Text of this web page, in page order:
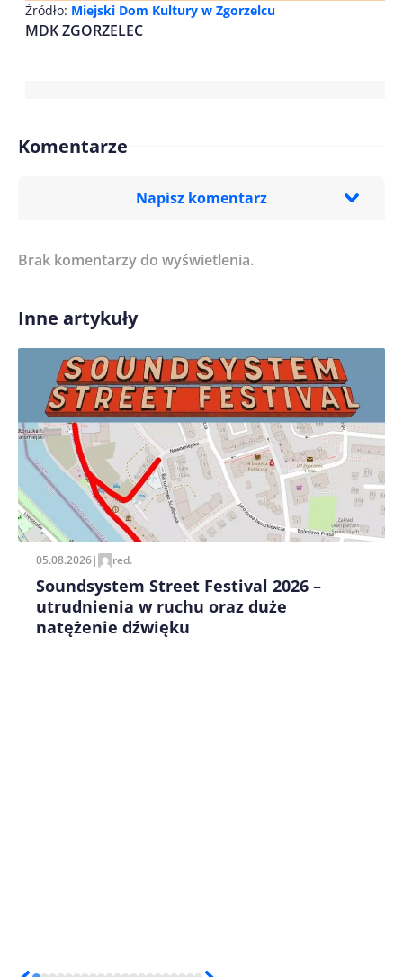
Źródło: Miejski Dom Kultury w Zgorzelcu
MDK ZGORZELEC
Komentarze
Napisz komentarz
Treść komentarza*
Imię/ Nick*
Zapamiętaj moje dane w tej przeglądarce podczas
pisania kolejnych komentarzy.
Brak komentarzy do wyświetlenia.
Inne artykuły
05.08.2026| red.
Soundsystem Street Festival 2026 –
utrudnienia w ruchu oraz duże
natężenie dźwięku